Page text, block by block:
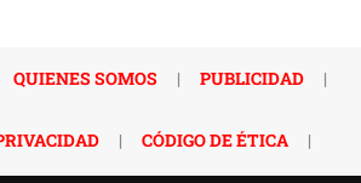
QUIENES SOMOS | PUBLICIDAD |
| CÓDIGO DE ÉTICA |